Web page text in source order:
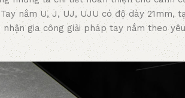
nắm U, J, UJ, UJU có độ dày 21mm,
nhận gia công giải pháp tay nắm theo